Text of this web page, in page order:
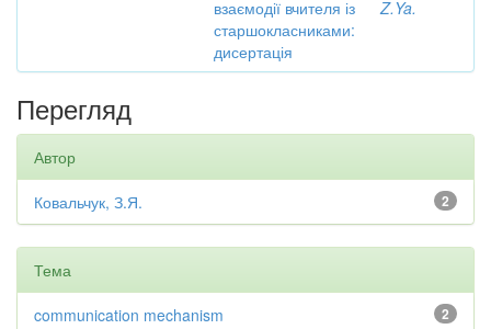
взаємодії вчителя із
старшокласниками:
дисертація
Z.Ya.
Перегляд
Автор
2
Ковальчук, З.Я.
Тема
2
communication mechanism